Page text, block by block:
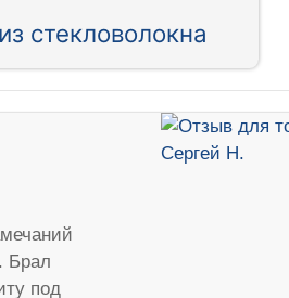
стекловолокна
Брал
под